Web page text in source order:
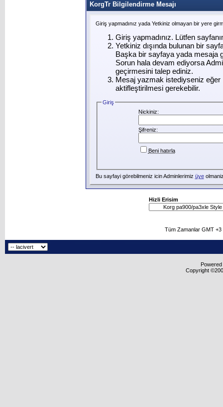
KorgTr Bilgilendirme Mesajı
Giriş yapmadınız yada Yetkiniz olmayan bir yere
Giriş yapmadınız. Lütfen
Yetkiniz dışında bulunan bir
Başka bir sayfaya yada mesaja
Sorun hala devam ediyorsa
geçirmesini talep ediniz.
Mesaj yazmak istediyseniz eğer
aktifleştirilmesi gerekebilir.
Giriş
Nickiniz:
Şifreniz:
Beni hatırla
Bu sayfayi görebilmeniz icin Adminlerimiz üye
Hizli Erisim
Tüm Zamanlar GMT
Copyright